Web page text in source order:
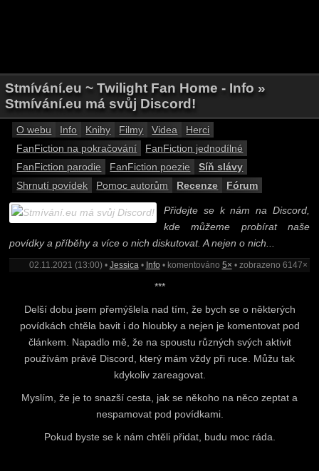
Stmívání.eu ~ Twilight Fan Home - Info »
Stmívání.eu má svůj Discord!
O webu Info Knihy Filmy Videa
Herci
FanFiction na pokračování
FanFiction jednodílné
FanFiction parodie
FanFiction poezie
Síň slávy
Shrnutí povídek
Pomoc autorům Recenze Fórum
Přidejte se k nám na Discord,
kde můžeme probírat naše
povídky a příběhy a více o nich diskutovat. A nejen o nich...
02.11.2021 (13:00) • Jessica• Info• komentováno 5× • zobrazeno 6147×
***
Delší dobu jsem přemýšlela nad tím, že bych se o některých
povídkách chtěla bavit i do hloubky a nejen je komentovat pod
článkem. Napadlo mě, že na spoustu různých svých aktivit
používám právě Discord, který mám vždy při ruce. Můžu tak
kdykoliv zareagovat.
Myslím, že je to snazší cesta, jak se někoho na něco zeptat a
nespamovat pod povídkami.
Pokud byste se k nám chtěli přidat, budu moc ráda.